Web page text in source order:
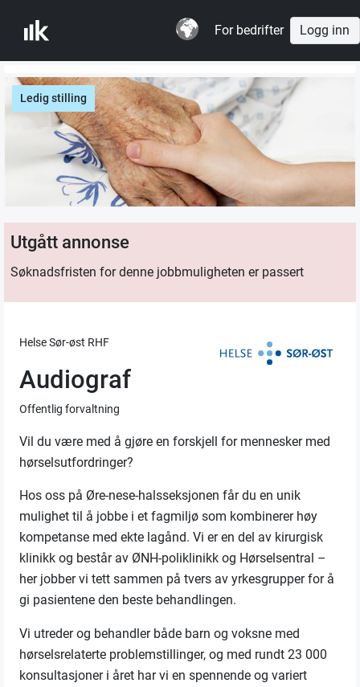
For bedrifter Logg inn
Ledig stilling
Utgått annonse
Søknadsfristen for denne jobbmuligheten er passert
Helse Sør-øst RHF
Audiograf
Offentlig forvaltning
Vil du være med å gjøre en forskjell for mennesker med
hørselsutfordringer?
Hos oss på Øre-nese-halsseksjonen får du en unik
mulighet til å jobbe i et fagmiljø som kombinerer høy
kompetanse med ekte lagånd. Vi er en del av kirurgisk
klinikk og består av ØNH-poliklinikk og Hørselsentral –
her jobber vi tett sammen på tvers av yrkesgrupper for å
gi pasientene den beste behandlingen.
Vi utreder og behandler både barn og voksne med
hørselsrelaterte problemstillinger, og med rundt 23 000
konsultasjoner i året har vi en spennende og variert